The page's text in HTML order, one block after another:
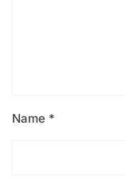
Name *